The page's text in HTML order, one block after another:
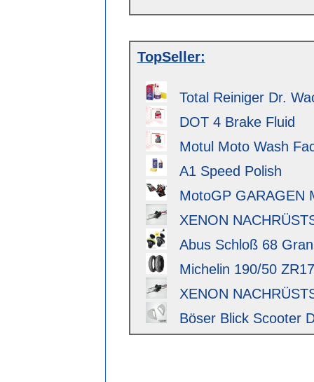
TopSeller:
Total Reiniger Dr.
DOT 4 Brake Fluid
Motul Moto Wash
A1 Speed Polish
MotoGP GARAGEN
XENON
Abus Schloß 68
Michelin 190/50
XENON
Böser Blick Scooter